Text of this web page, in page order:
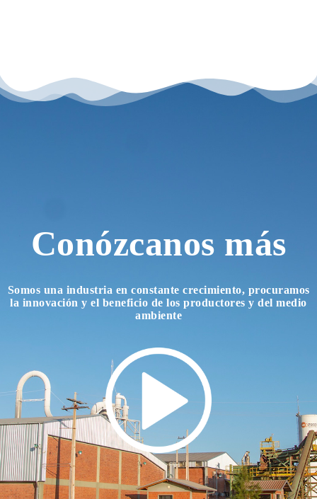
Conózcanos más
Somos una industria en constante crecimiento, procuramos
la innovación y el beneficio de los productores y del medio
ambiente